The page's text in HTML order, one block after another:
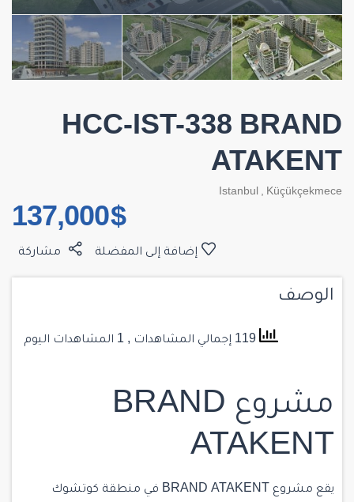
HCC-IST-338 BRAND
ATAKENT
Istanbul , Küçükçekmece
$ 137,000
مشاركة إضافة إلى المفضلة
الوصف
, 1 المشاهدات اليوم
مشروع BRAND
ATAKENT
يقع مشروع BRAND ATAKENT في
منطقة كوتشوك